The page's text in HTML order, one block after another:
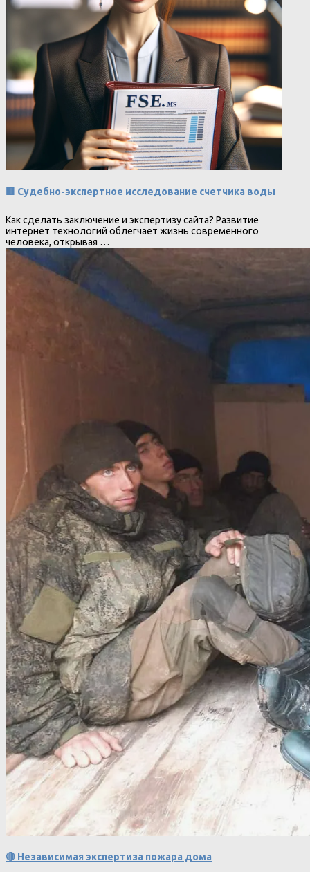
🟥 Судебно-экспертное исследование счетчика воды
Как сделать заключение и экспертизу сайта? Развитие
интернет технологий облегчает жизнь современного
человека, открывая …
🔴 Независимая экспертиза пожара дома